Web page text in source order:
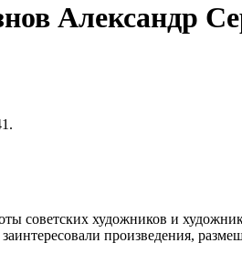
Александр
советских художников и
произведения,